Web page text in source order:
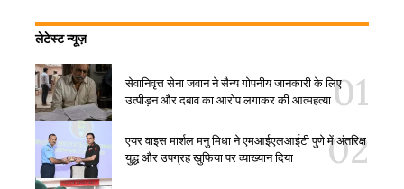
लेटेस्ट न्यूज़
सेवानिवृत्त सेना जवान ने सैन्य गोपनीय जानकारी के लिए
उत्पीड़न और दबाव का आरोप लगाकर की आत्महत्या
एयर वाइस मार्शल मनु मिधा ने एमआईएलआईटी पुणे में अंतरिक्ष
युद्ध और उपग्रह खुफिया पर व्याख्यान दिया